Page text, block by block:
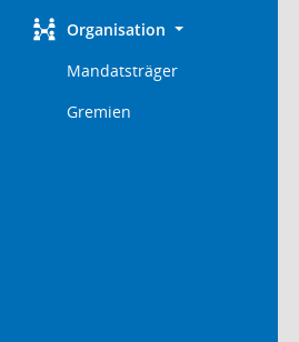
Organisation
Mandatsträger
Gremien